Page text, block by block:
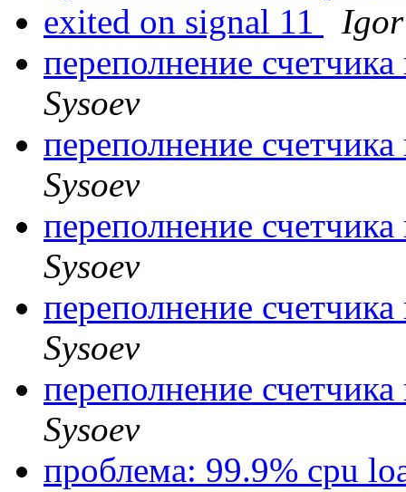
exited on signal 11
Igor
переполнение
Sysoev
переполнение
Sysoev
переполнение
Sysoev
переполнение
Sysoev
переполнение
Sysoev
проблема: 99.9% cpu